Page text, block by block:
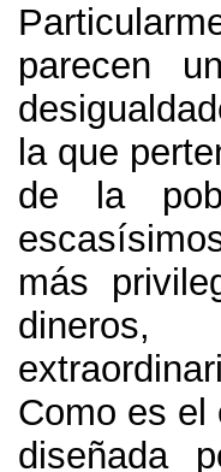
parecen
la que
de la
más
dineros
Como es el
diseñada